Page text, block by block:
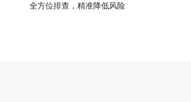
全方位排查，精准降低风险